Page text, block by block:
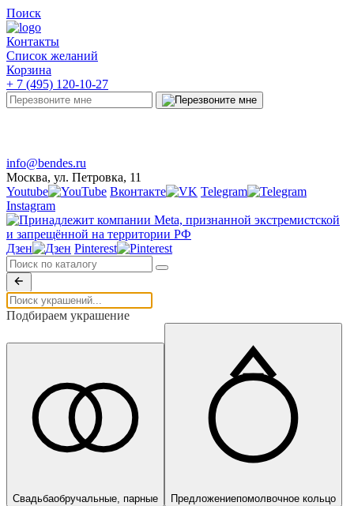
Поиск
Контакты
Список желаний
Корзина
+ 7 (495) 120-10-27
info@bendes.ru
Москва, ул. Петровка, 11
Youtube
Вконтакте
Telegram
Instagram
Дзен Pinterest
Подбираем украшение
Свадьбаобручальные, парные Предложениепомолвочное кольцо